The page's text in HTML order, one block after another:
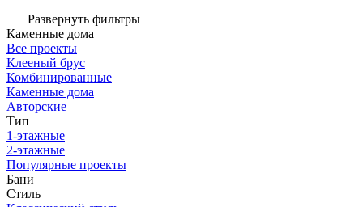
Развернуть фильтры
Каменные дома
Все проекты
Клееный брус
Комбинированные
Каменные дома
Авторские
Тип
1-этажные
2-этажные
Популярные проекты
Бани
Стиль